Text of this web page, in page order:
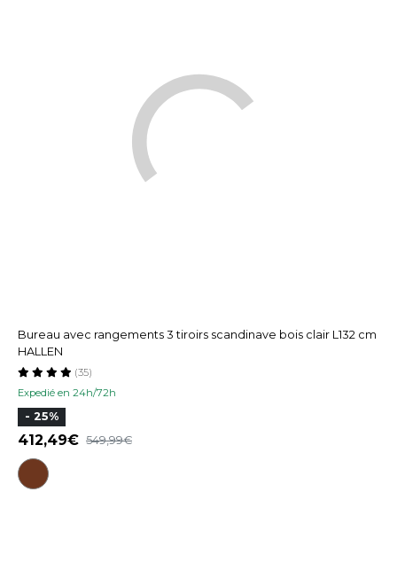
Bureau avec rangements 3 tiroirs scandinave bois clair L132 cm
HALLEN
Expedié en 24h/72h
(35)
- 25%
412,49 549,99